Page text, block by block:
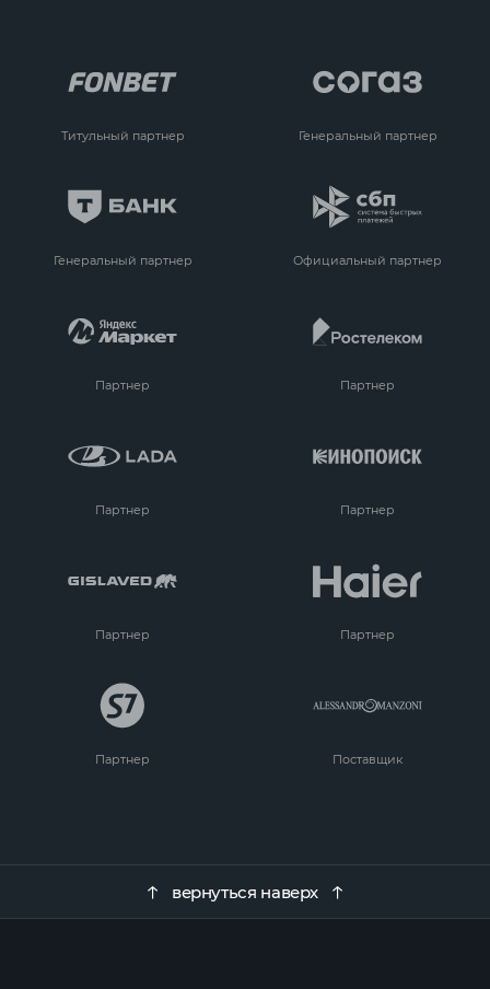
Титульный партнер Генеральный партнер
Генеральный партнер Официальный партнер
Партнер Партнер
Партнер Партнер
Партнер Партнер
Партнер Поставщик
вернуться наверх